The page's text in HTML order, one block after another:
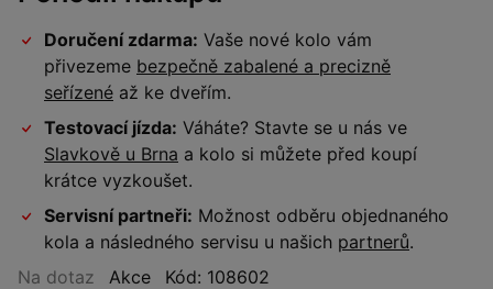
Doručení zdarma: Vaše nové kolo vám
přivezeme bezpečně zabalené a precizně
seřízené až ke dveřím.
Testovací jízda: Váháte? Stavte se u nás ve
Slavkově u Brna a kolo si můžete před koupí
krátce vyzkoušet.
Servisní partneři: Možnost odběru objednaného
kola a následného servisu u našich partnerů.
Na dotaz
Akce
Kód: 108602